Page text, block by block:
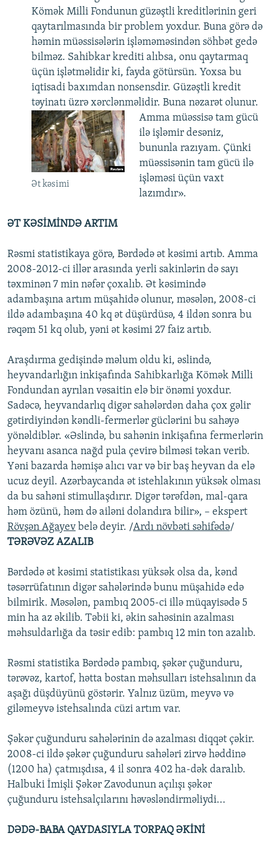
Kömək Milli Fondunun güzəştli kreditlərinin geri
qaytarılmasında bir problem yoxdur. Buna görə də
həmin müəssisələrin işləməməsindən söhbət gedə
bilməz. ​Sahibkar krediti alıbsa, onu qaytarmaq
üçün işlətməlidir ki, fayda götürsün. Yoxsa bu
iqtisadi baxımdan nonsensdir. Güzəştli kredit
təyinatı üzrə xərclənməlidir. Buna nəzarət olunur.
Ət kəsimi
Amma müəssisə tam gücü
ilə işləmir desəniz,
bununla razıyam. Çünki
müəssisənin tam gücü ilə
işləməsi üçün vaxt
lazımdır».
ƏT KƏSİMİNDƏ ARTIM
Rəsmi statistikaya görə, Bərdədə ət kəsimi artıb. Amma
2008-2012-ci illər arasında yerli sakinlərin də sayı
təxminən 7 min nəfər çoxalıb. Ət kəsimində
adambaşına artım müşahidə olunur, məsələn, 2008-ci
ildə adambaşına 40 kq ət düşürdüsə, 4 ildən sonra bu
rəqəm 51 kq olub, yəni ət kəsimi 27 faiz artıb.
Araşdırma gedişində məlum oldu ki, əslində,
heyvandarlığın inkişafında Sahibkarlığa Kömək Milli
Fondundan ayrılan vəsaitin elə bir önəmi yoxdur.
Sadəcə, heyvandarlıq digər sahələrdən daha çox gəlir
gətirdiyindən kəndli-fermerlər güclərini bu sahəyə
yönəldiblər. «Əslində, bu sahənin inkişafına fermerlərin
heyvanı asanca nağd pula çevirə bilməsi təkan verib.
Yəni bazarda həmişə alıcı var və bir baş heyvan da elə
ucuz deyil. Azərbaycanda ət istehlakının yüksək olması
da bu sahəni stimullaşdırır. Digər tərəfdən, mal-qara
həm özünü, həm də ailəni dolandıra bilir», – ekspert
Rövşən Ağayev belə deyir. /Ardı növbəti səhifədə/
TƏRƏVƏZ AZALIB
Bərdədə ət kəsimi statistikası yüksək olsa da, kənd
təsərrüfatının digər sahələrində bunu müşahidə edə
bilmirik. Məsələn, pambıq 2005-ci illə müqayisədə 5
min ha az əkilib. Təbii ki, əkin sahəsinin azalması
məhsuldarlığa da təsir edib: pambıq 12 min ton azalıb.
Rəsmi statistika Bərdədə pambıq, şəkər çuğunduru,
tərəvəz, kartof, hətta bostan məhsulları istehsalının da
aşağı düşdüyünü göstərir. Yalnız üzüm, meyvə və
giləmeyvə istehsalında cüzi artım var.
Şəkər çuğunduru sahələrinin də azalması diqqət çəkir.
2008-ci ildə şəkər çuğunduru sahələri zirvə həddinə
(1200 ha) çatmışdısa, 4 il sonra 402 ha-dək daralıb.
Halbuki İmişli Şəkər Zavodunun açılışı şəkər
çuğunduru istehsalçılarını həvəsləndirməliydi...
DƏDƏ-BABA QAYDASIYLA TORPAQ ƏKİNİ